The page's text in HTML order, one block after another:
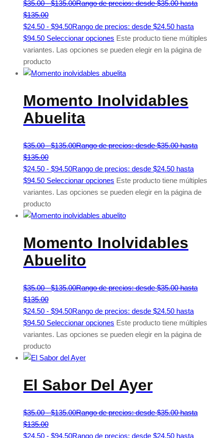
$35.00 - $135.00Rango de precios: desde $35.00 hasta
$135.00
$24.50 - $94.50Rango de precios: desde $24.50 hasta
$94.50 Seleccionar opciones Este producto tiene múltiples
variantes. Las opciones se pueden elegir en la página de
producto
Momento Inolvidables
Abuelita
$35.00 - $135.00Rango de precios: desde $35.00 hasta
$135.00
$24.50 - $94.50Rango de precios: desde $24.50 hasta
$94.50 Seleccionar opciones Este producto tiene múltiples
variantes. Las opciones se pueden elegir en la página de
producto
Momento Inolvidables
Abuelito
$35.00 - $135.00Rango de precios: desde $35.00 hasta
$135.00
$24.50 - $94.50Rango de precios: desde $24.50 hasta
$94.50 Seleccionar opciones Este producto tiene múltiples
variantes. Las opciones se pueden elegir en la página de
producto
El Sabor Del Ayer
$35.00 - $135.00Rango de precios: desde $35.00 hasta
$135.00
$24.50 - $94.50Rango de precios: desde $24.50 hasta